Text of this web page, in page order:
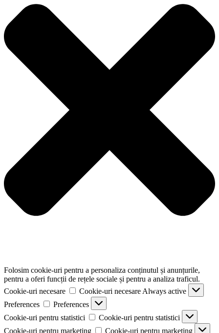
Folosim cookie-uri pentru a personaliza conținutul și anunțurile,
pentru a oferi funcții de rețele sociale și pentru a analiza traficul.
Cookie-uri necesare
Cookie-uri necesare Always active
Preferences
Preferences
Cookie-uri pentru statistici
Cookie-uri pentru statistici
Cookie-uri pentru marketing
Cookie-uri pentru marketing